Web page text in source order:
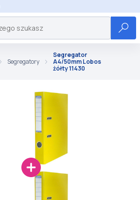
Segregatory
Segregator
A4/50mm Lobos
żółty 11430